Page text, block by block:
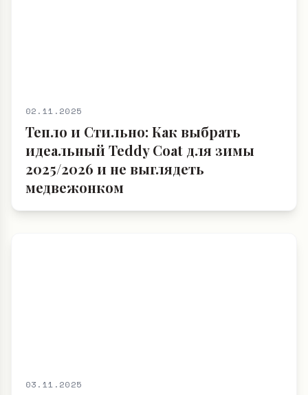
02.11.2025
Тепло и Стильно: Как выбрать
идеальный Teddy Coat для зимы
2025/2026 и не выглядеть
медвежонком
03.11.2025